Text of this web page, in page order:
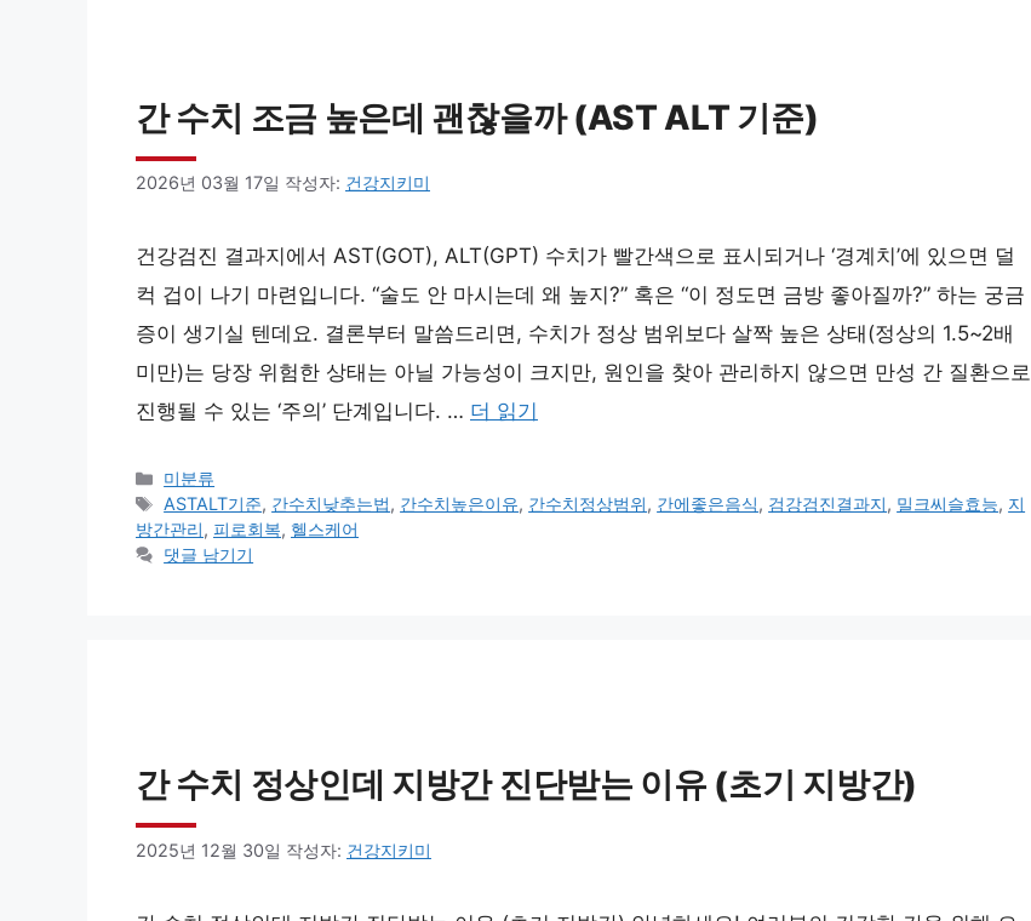
간 수치 조금 높은데 괜찮을까 (AST ALT 기준)
2026년 03월 17일 작성자: 건강지키미
건강검진 결과지에서 AST(GOT), ALT(GPT) 수치가 빨간색으로 표시되거나 ‘경계치’에 있으면 덜
컥 겁이 나기 마련입니다. “술도 안 마시는데 왜 높지?” 혹은 “이 정도면 금방 좋아질까?” 하는 궁금
증이 생기실 텐데요. 결론부터 말씀드리면, 수치가 정상 범위보다 살짝 높은 상태(정상의 1.5~2배
미만)는 당장 위험한 상태는 아닐 가능성이 크지만, 원인을 찾아 관리하지 않으면 만성 간 질환으로
진행될 수 있는 ‘주의’ 단계입니다. … 더 읽기
카
테
고
리
미분류
태
그
ASTALT기준, 간수치낮추는법, 간수치높은이유, 간수치정상범위, 간에좋은음식, 검강검진결과지, 밀크씨슬효능, 지
방간관리, 피로회복, 헬스케어
댓글 남기기
간 수치 정상인데 지방간 진단받는 이유 (초기 지방간)
2025년 12월 30일 작성자: 건강지키미